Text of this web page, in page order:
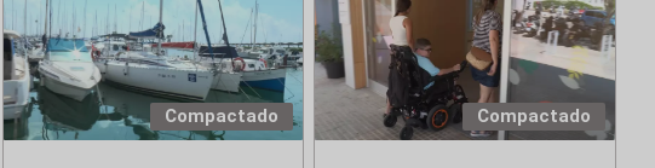
Compactado Compactado